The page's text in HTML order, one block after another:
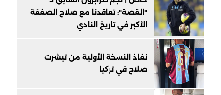
"القصة": تعاقدنا مع صلاح الصفقة
الأكبر في تاريخ النادي
نفاذ النسخة الأولية من تيشرت
صلاح في تركيا